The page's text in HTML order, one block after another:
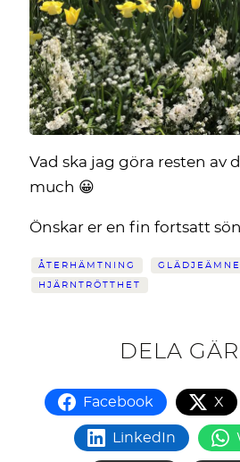
Vad ska jag göra resten av
much 😀
Önskar er en fin fortsatt
ÅTERHÄMTNING
HJÄRNTRÖTTHET
DELA
Facebook X
LinkedIn